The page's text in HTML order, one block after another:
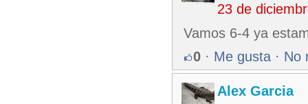
23 de
Vamos 6-4 ya
0 · Me gusta · No
Alex Garcia